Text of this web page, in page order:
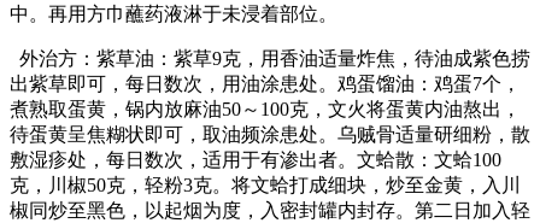
中。再用方巾蘸药液淋于未浸着部位。
外治方：紫草油：紫草9克，用香油适量炸焦，待油成紫色捞
出紫草即可，每日数次，用油涂患处。鸡蛋馏油：鸡蛋7个，
煮熟取蛋黄，锅内放麻油50～100克，文火将蛋黄内油熬出，
待蛋黄呈焦糊状即可，取油频涂患处。乌贼骨适量研细粉，散
敷湿疹处，每日数次，适用于有渗出者。文蛤散：文蛤100
克，川椒50克，轻粉3克。将文蛤打成细块，炒至金黄，入川
椒同炒至黑色，以起烟为度，入密封罐内封存。第二日加入轻